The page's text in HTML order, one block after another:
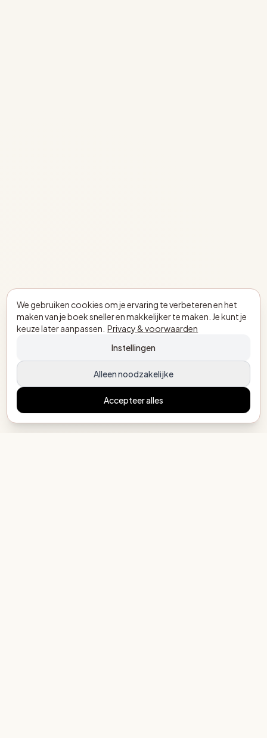
We gebruiken cookies om je ervaring te verbeteren en het
maken van je boek sneller en makkelijker te maken. Je kunt je
keuze later aanpassen. Privacy & voorwaarden
Instellingen
Alleen noodzakelijke
Accepteer alles